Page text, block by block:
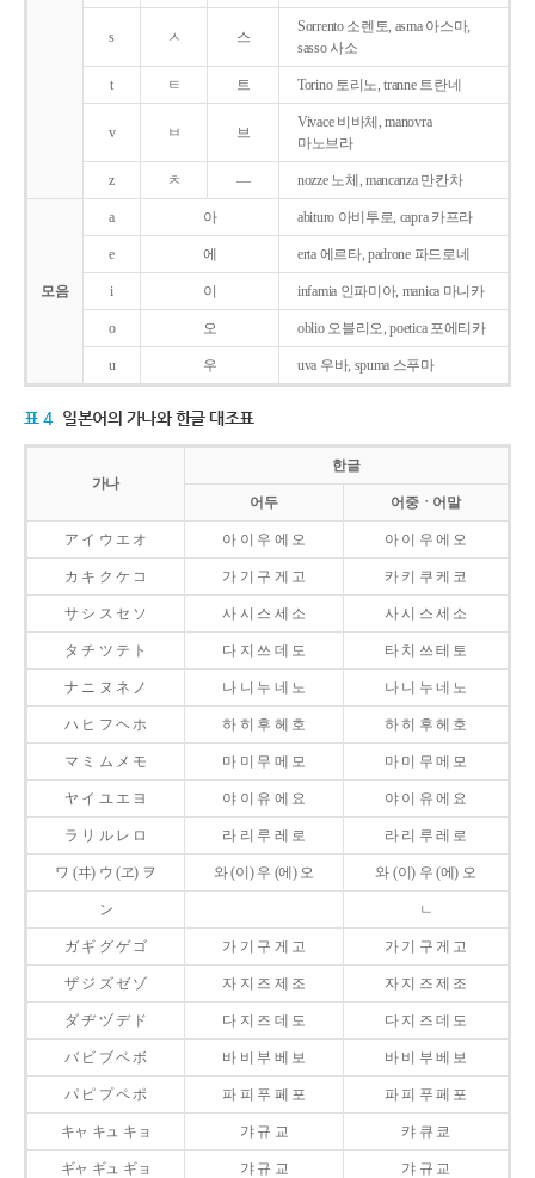
s ㅅ 스
Sorrento 소렌토, asma 아스마,
sasso 사소
t ㅌ 트 Torino 토리노, tranne 트란네
v ㅂ 브
Vivace 비바체, manovra
마노브라
z ㅊ ― nozze 노체, mancanza 만칸차
모음
a 아 abituro 아비투로, capra 카프라
e 에 erta 에르타, padrone 파드로네
i 이 infamia 인파미아, manica 마니카
o 오 oblio 오블리오, poetica 포에티카
u 우 uva 우바, spuma 스푸마
표 4 일본어의 가나와 한글 대조표
가나
한글
어두 어중ㆍ어말
ア イ ウ エ オ 아 이 우 에 오 아 이 우 에 오
カ キ ク ケ コ 가 기 구 게 고 카 키 쿠 케 코
サ シ ス セ ソ 사 시 스 세 소 사 시 스 세 소
タ チ ツ テ ト 다 지 쓰 데 도 타 치 쓰 테 토
ナ ニ ヌ ネ ノ 나 니 누 네 노 나 니 누 네 노
ハ ヒ フ ヘ ホ 하 히 후 헤 호 하 히 후 헤 호
マ ミ ム メ モ 마 미 무 메 모 마 미 무 메 모
ヤ イ ユ エ ヨ 야 이 유 에 요 야 이 유 에 요
ラ リ ル レ ロ 라 리 루 레 로 라 리 루 레 로
ワ (ヰ) ウ (ヱ) ヲ 와 (이) 우 (에) 오 와 (이) 우 (에) 오
ン ㄴ
ガ ギ グ ゲ ゴ 가 기 구 게 고 가 기 구 게 고
ザ ジ ズ ゼ ゾ 자 지 즈 제 조 자 지 즈 제 조
ダ ヂ ヅ デ ド 다 지 즈 데 도 다 지 즈 데 도
バ ビ ブ ベ ボ 바 비 부 베 보 바 비 부 베 보
パ ピ プ ペ ポ 파 피 푸 페 포 파 피 푸 페 포
キャ キュ キョ 갸 규 교 캬 큐 쿄
ギャ ギュ ギョ 갸 규 교 갸 규 교